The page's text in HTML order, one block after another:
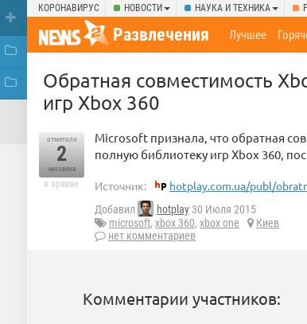
КОРОНАВИРУС НОВОСТИ НАУКА И ТЕХНИКА
Развлечения Лучшее
Обратная совместимость
игр Xbox 360
отметили
2
человека
в архиве
Microsoft признала, что обратная
полную библиотеку игр Xbox 360,
Источник: hotplay.com.ua/publ/
Добавил hotplay 30 Июля 2015
microsoft, xbox 360, xbox one
Киев
нет комментариев
Комментарии участников: